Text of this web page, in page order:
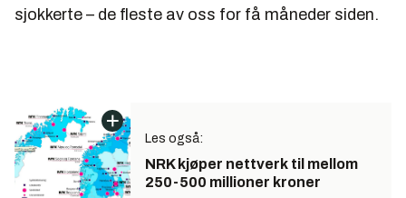
sjokkerte – de fleste av oss for få måneder siden.
Les også:
NRK kjøper nettverk til mellom
250-500 millioner kroner